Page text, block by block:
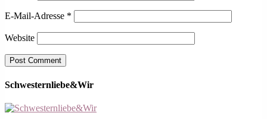
E-Mail-Adresse *
Website
Schwesternliebe&Wir